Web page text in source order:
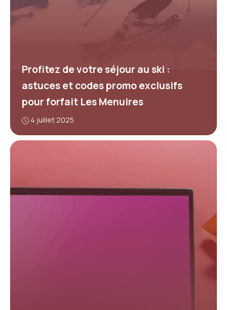
Profitez de votre séjour au ski :
astuces et codes promo exclusifs
pour forfait Les Menuires
4 juillet 2025